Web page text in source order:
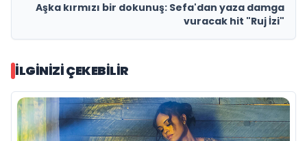
Aşka kırmızı bir dokunuş: Sefa'dan yaza damga
vuracak hit "Ruj İzi"
İLGINIZI ÇEKEBILIR